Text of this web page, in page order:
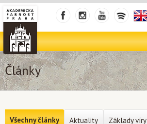
Články
Všechny články Aktuality Základy víry